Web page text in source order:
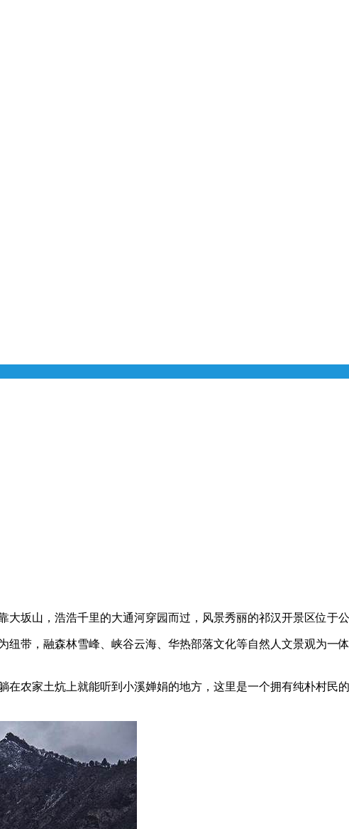
坂山，浩浩千里的大通河穿园而过，风景秀丽的祁汉开景区位于公
带，融森林雪峰、峡谷云海、华热部落文化等自然人文景观为一
农家土炕上就能听到小溪婵娟的地方，这里是一个拥有纯朴村民